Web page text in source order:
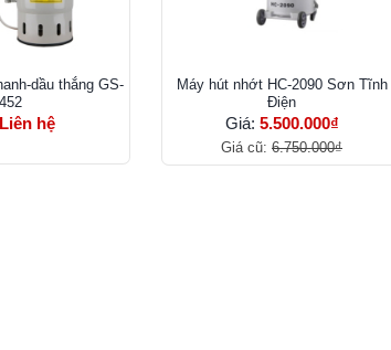
dầu thắng GS-
452
Liên hệ
Máy hút nhớt HC-2090 Sơn Tĩnh
Điện
Giá: 5.500.000₫
Giá cũ: 6.750.000₫